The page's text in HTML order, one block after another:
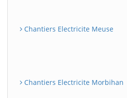
Chantiers Electricite Meuse
Chantiers Electricite Morbihan